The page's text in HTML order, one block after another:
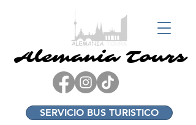
Alemania Tours
Alemania Tours
SERVICIO BUS TURISTICO